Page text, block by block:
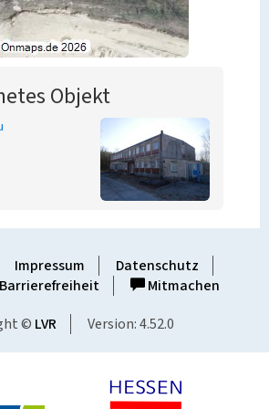
Objekt
Impressum
Datenschutz
Mitmachen
© LVR Version: 4.52.0